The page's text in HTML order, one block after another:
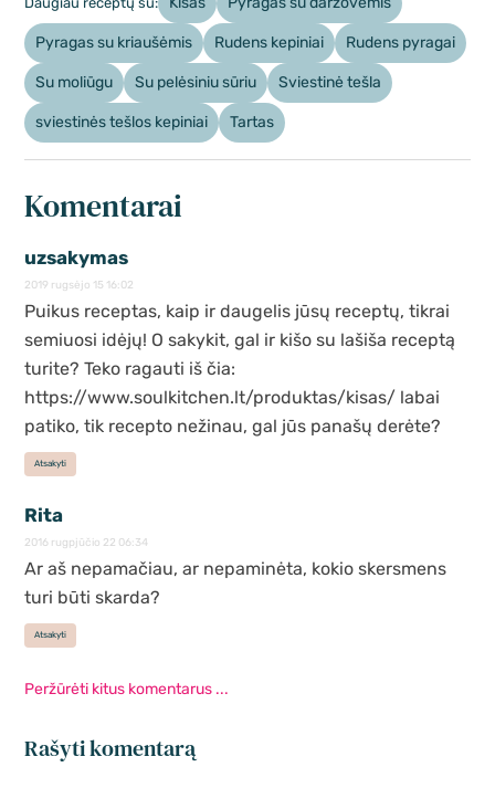
Pyragas su kriaušėmis Rudens kepiniai Rudens pyragai
Su moliūgu Su pelėsiniu sūriu Sviestinė tešla
sviestinės tešlos kepiniai Tartas
Komentarai
uzsakymas
2019 rugsėjo 15 16:02
Puikus receptas, kaip ir daugelis jūsų receptų, tikrai
semiuosi idėjų! O sakykit, gal ir kišo su lašiša receptą
turite? Teko ragauti iš čia:
https://www.soulkitchen.lt/produktas/kisas/ labai
patiko, tik recepto nežinau, gal jūs panašų derėte?
Atsakyti
Rita
2016 rugpjūčio 22 06:34
Ar aš nepamačiau, ar nepaminėta, kokio skersmens
turi būti skarda?
Atsakyti
Peržūrėti kitus komentarus ...
Rašyti komentarą